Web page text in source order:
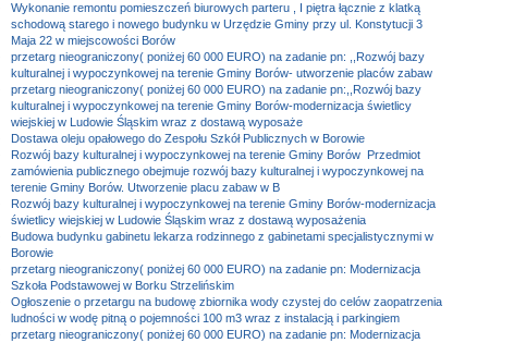
Wykonanie remontu pomieszczeń biurowych parteru , I piętra łącznie z klatką
schodową starego i nowego budynku w Urzędzie Gminy przy ul. Konstytucji 3
Maja 22 w miejscowości Borów
przetarg nieograniczony( poniżej 60 000 EURO) na zadanie pn: ,,Rozwój bazy
kulturalnej i wypoczynkowej na terenie Gminy Borów- utworzenie placów zabaw
przetarg nieograniczony( poniżej 60 000 EURO) na zadanie pn:,,Rozwój bazy
kulturalnej i wypoczynkowej na terenie Gminy Borów-modernizacja świetlicy
wiejskiej w Ludowie Śląskim wraz z dostawą wyposaże
Dostawa oleju opałowego do Zespołu Szkół Publicznych w Borowie
Rozwój bazy kulturalnej i wypoczynkowej na terenie Gminy Borów  Przedmiot
zamówienia publicznego obejmuje rozwój bazy kulturalnej i wypoczynkowej na
terenie Gminy Borów. Utworzenie placu zabaw w B
Rozwój bazy kulturalnej i wypoczynkowej na terenie Gminy Borów-modernizacja
świetlicy wiejskiej w Ludowie Śląskim wraz z dostawą wyposażenia
Budowa budynku gabinetu lekarza rodzinnego z gabinetami specjalistycznymi w
Borowie
przetarg nieograniczony( poniżej 60 000 EURO) na zadanie pn: Modernizacja
Szkoła Podstawowej w Borku Strzelińskim
Ogłoszenie o przetargu na budowę zbiornika wody czystej do celów zaopatrzenia
ludności w wodę pitną o pojemności 100 m3 wraz z instalacją i parkingiem
przetarg nieograniczony( poniżej 60 000 EURO) na zadanie pn: Modernizacja